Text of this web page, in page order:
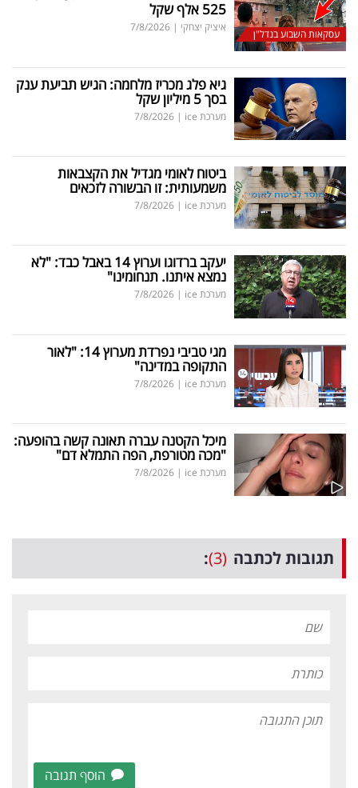
עסקאות השבוע בנדל"ן
525 אלף שקל
איציק יצחקי |
7/8/2026
גיא פלג מכריז מלחמה: הגיש תביעת ענק
בסך 5 מיליון שקל
מערכת ice |
7/8/2026
ביטוח לאומי מגדיל את הקצבאות
משמעותית: זו הבשורה לזכאים
מערכת ice |
7/8/2026
יעקב ברדוגו וערוץ 14 באבל כבד: "לא
נמצא איתנו. תנחומינו"
מערכת ice |
7/8/2026
מגי טביבי נפרדת מערוץ 14: "לאור
התקופה במדינה"
מערכת ice |
7/8/2026
מיכל הקטנה עברה תאונה קשה בהופעה:
"מכה מטורפת, הפה התמלא דם"
מערכת ice |
7/8/2026
תגובות לכתבה (3)
:
הוסף תגובה